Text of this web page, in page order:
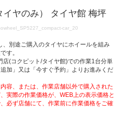
イヤのみ） タイヤ館 梅坪
car_20
、別途ご購入のタイヤにホイールを組み
す。
店(コクピット/タイヤ館)での作業1台分単
加」又は「今すぐ予約」よりお進みくだ
容、または、作業店舗以外で購入された
実際の作業価格が、WEB上の表示価格と
必ず店舗にて、作業前に作業価格をご確